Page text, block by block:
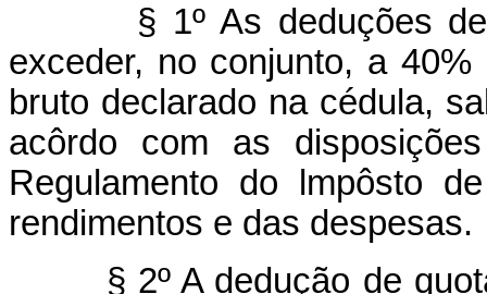
§ 1º As deduções de
exceder, no conjunto, a
bruto declarado na cédula,
acôrdo com as
Regulamento do lmpôsto
rendimentos e das despesas.
§ 2º A dedução de